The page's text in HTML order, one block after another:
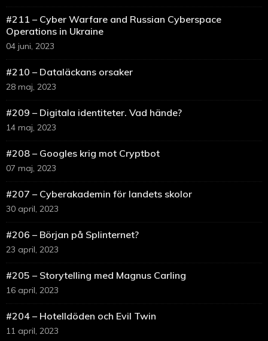
#211 – Cyber Warfare and Russian Cyberspace
Operations in Ukraine
04 juni, 2023
#210 – Dataläckans orsaker
28 maj, 2023
#209 – Digitala identiteter. Vad hände?
14 maj, 2023
#208 – Googles krig mot Cryptbot
07 maj, 2023
#207 – Cyberakademin för landets skolor
30 april, 2023
#206 – Början på Splinternet?
23 april, 2023
#205 – Storytelling med Magnus Carling
16 april, 2023
#204 – Hotelldöden och Evil Twin
11 april, 2023